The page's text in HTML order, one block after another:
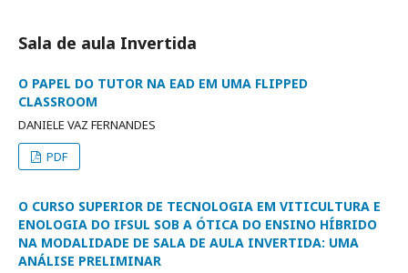
Sala de aula Invertida
O PAPEL DO TUTOR NA EAD EM UMA FLIPPED
CLASSROOM
DANIELE VAZ FERNANDES
PDF
O CURSO SUPERIOR DE TECNOLOGIA EM VITICULTURA E
ENOLOGIA DO IFSUL SOB A ÓTICA DO ENSINO HÍBRIDO
NA MODALIDADE DE SALA DE AULA INVERTIDA: UMA
ANÁLISE PRELIMINAR